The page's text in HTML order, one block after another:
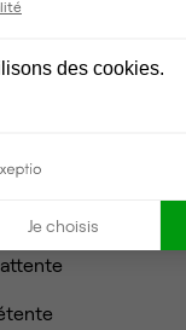
des cookies.
Je choisis